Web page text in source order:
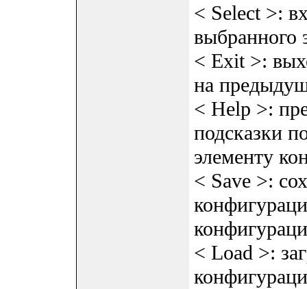
< Select >:
выбранного
< Exit >:
на
< Help >:
подсказки
элементу
< Save >:
< Load >: